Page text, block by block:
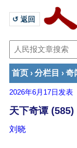
↺ 返回
首页 › 分栏目 › 奇
2026年6月17日 发表
天下奇谭
刘晓